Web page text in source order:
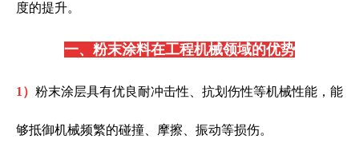
度的提升。
一、粉末涂料在工程机械领域的优势
1） 粉末涂层具有优良耐冲击性、抗划伤性等机械性能，能
够抵御机械频繁的碰撞、摩擦、振动等损伤。